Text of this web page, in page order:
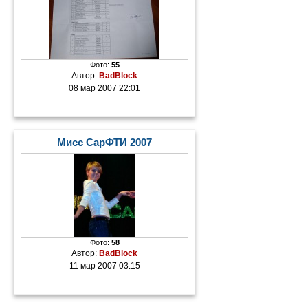
Фото: 55
Автор: BadBlock
08 мар 2007 22:01
Мисс СарФТИ 2007
Фото: 58
Автор: BadBlock
11 мар 2007 03:15